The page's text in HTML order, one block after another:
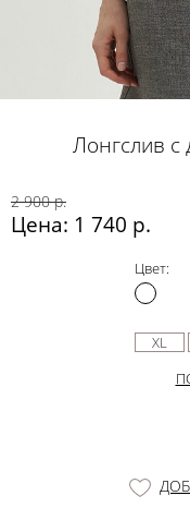
Лонгслив с
2 900 р.
Цена: 1 740 р.
Цвет:
XL